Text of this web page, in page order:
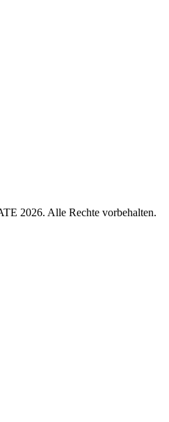
2026. Alle Rechte vorbehalten.